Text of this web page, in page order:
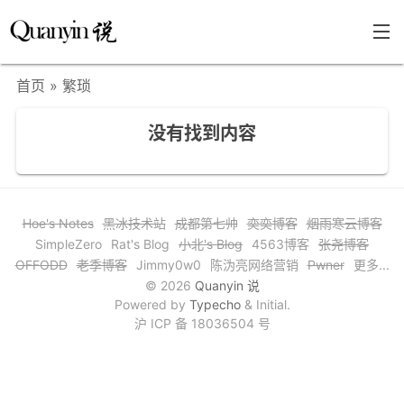
文章分类
瞎说杂谈
精华荟萃
福利共享
其他页面
首页 » 繁琐
没有找到内容
Hoe's Notes 黑冰技术站 成都第七帅 奕奕博客 烟雨寒云博客
SimpleZero
Rat's Blog 小北's Blog 4563博客
张尧博客
OFFODD 老季博客 Jimmy0w0 陈沩亮网络营销 Pwner
更多...
© 2026 Quanyin 说
Powered by Typecho& Initial.
沪 ICP 备 18036504 号